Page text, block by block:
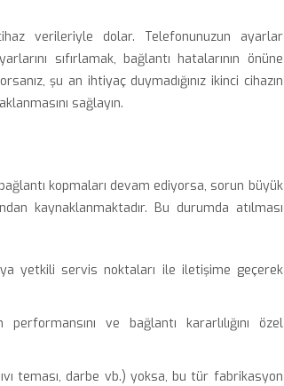
verileriyle dolar. Telefonunuzun ayarlar
sıfırlamak, bağlantı hatalarının önüne
şu an ihtiyaç duymadığınız ikinci cihazın
sağlayın.
kopmaları devam ediyorsa, sorun büyük
kaynaklanmaktadır. Bu durumda atılması
yetkili servis noktaları ile iletişime geçerek
ve bağlantı kararlılığını özel
teması, darbe vb.) yoksa, bu tür fabrikasyon